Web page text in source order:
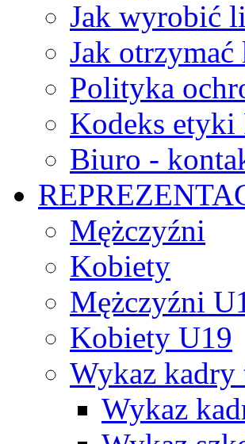
Jak wyrobić
Jak otrzymać
Polityka
Kodeks
Biuro -
Mężczyźni
Kobiety
Mężczyźni
Kobiety U19
Wykaz kadry
Wykaz